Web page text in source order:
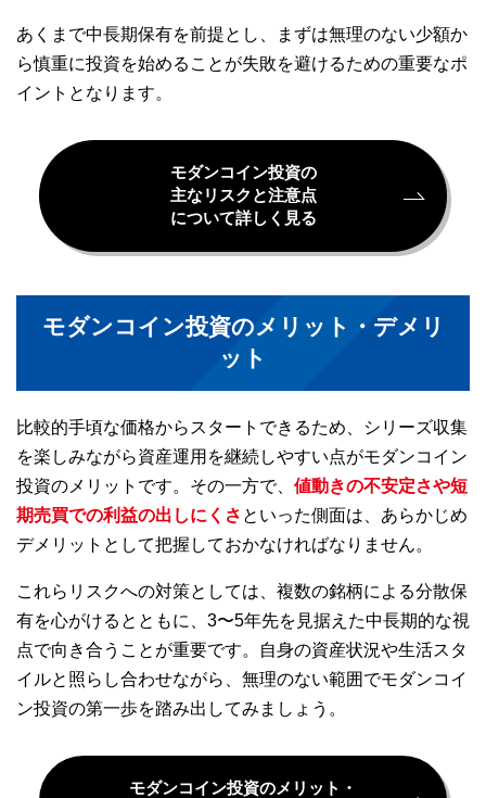
あくまで中長期保有を前提とし、まずは無理のない少額か
ら慎重に投資を始めることが失敗を避けるための重要なポ
イントとなります。
モダンコイン投資の
主なリスクと注意点
について詳しく見る
モダンコイン投資のメリット・デメリ
ット
比較的手頃な価格からスタートできるため、シリーズ収集
を楽しみながら資産運用を継続しやすい点がモダンコイン
投資のメリットです。その一方で、 値動きの不安定さや短
期売買での利益の出しにくさ といった側面は、あらかじめ
デメリットとして把握しておかなければなりません。
これらリスクへの対策としては、複数の銘柄による分散保
有を心がけるとともに、3〜5年先を見据えた中長期的な視
点で向き合うことが重要です。自身の資産状況や生活スタ
イルと照らし合わせながら、無理のない範囲でモダンコイ
ン投資の第一歩を踏み出してみましょう。
モダンコイン投資のメリット・